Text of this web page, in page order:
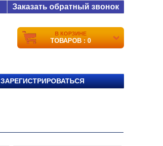
Заказать обратный звонок
В КОРЗИНЕ
ТОВАРОВ : 0
ЗАРЕГИСТРИРОВАТЬСЯ